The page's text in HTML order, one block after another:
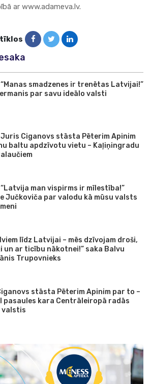
ar www.adameva.lv.
“Manas smadzenes ir trenētas Latvijai!”
par savu ideālo valsti
Juris Ciganovs stāsta Pēterim Apinim
baltu apdzīvotu vietu – Kaļiņingradu
“Latvija man vispirms ir mīlestība!”
Jučkoviča par valodu kā mūsu valsts
līdz Latvijai – mēs dzīvojam droši,
un ar ticību nākotnei!” saka Balvu
Trupovnieks
stāsta Pēterim Apinim par to –
I pasaules kara Centrāleiropā radās
valstis